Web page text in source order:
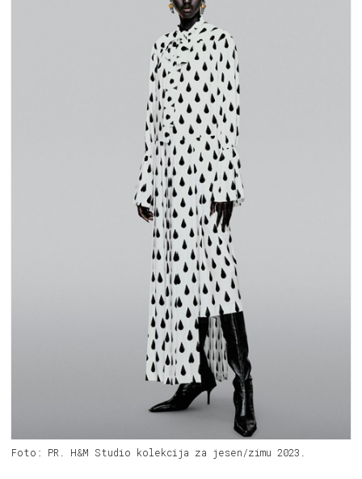
Foto: PR. H&M Studio kolekcija za jesen/zimu 2023.